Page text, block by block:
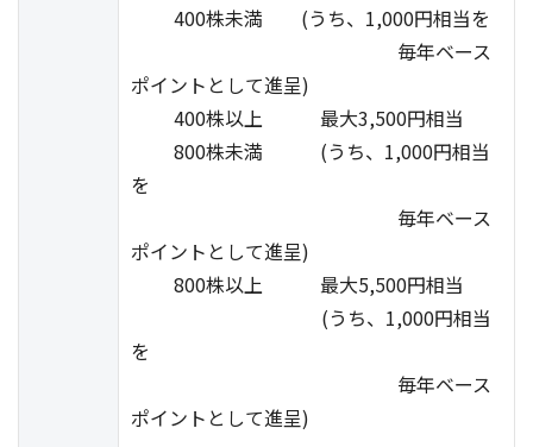
400株未満 (うち、1,000円相当を
毎年ベース
ポイントとして進呈)
400株以上 最大3,500円相当
800株未満 (うち、1,000円相当
を
毎年ベース
ポイントとして進呈)
800株以上 最大5,500円相当
(うち、1,000円相当
を
毎年ベース
ポイントとして進呈)